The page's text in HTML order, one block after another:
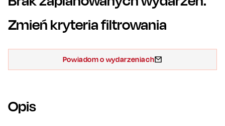
Zmień kryteria filtrowania
Powiadom o wydarzeniach
Opis